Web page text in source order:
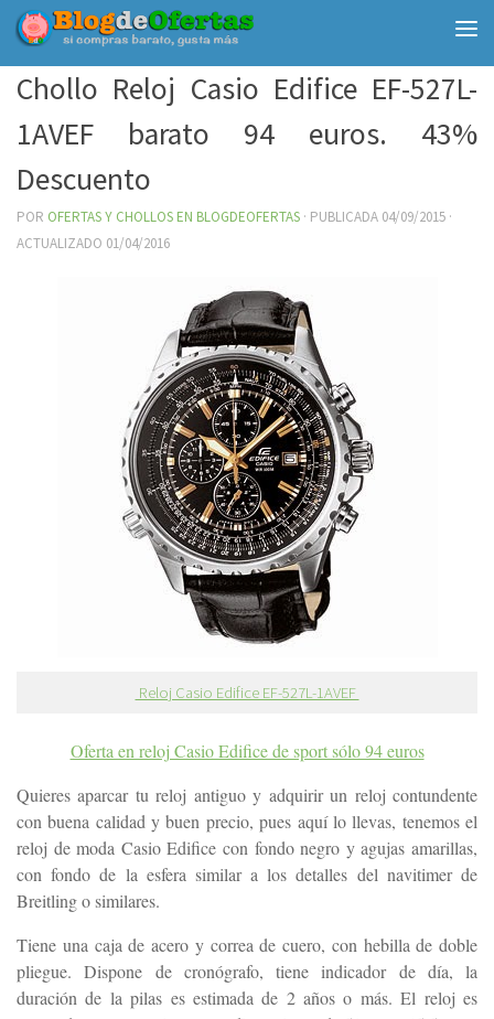
Debajo del contenido
Chollo Reloj Casio Edifice EF-527L-
1AVEF barato 94 euros. 43%
Descuento
POR OFERTAS Y CHOLLOS EN BLOGDEOFERTAS · PUBLICADA 04/09/2015 ·
ACTUALIZADO 01/04/2016
Reloj Casio Edifice EF-527L-1AVEF
Oferta en reloj Casio Edifice de sport sólo 94 euros
Quieres aparcar tu reloj antiguo y adquirir un reloj contundente
con buena calidad y buen precio, pues aquí lo llevas, tenemos el
reloj de moda Casio Edifice con fondo negro y agujas amarillas,
con fondo de la esfera similar a los detalles del navitimer de
Breitling o similares.
Tiene una caja de acero y correa de cuero, con hebilla de doble
pliegue. Dispone de cronógrafo, tiene indicador de día, la
duración de la pilas es estimada de 2 años o más. El reloj es